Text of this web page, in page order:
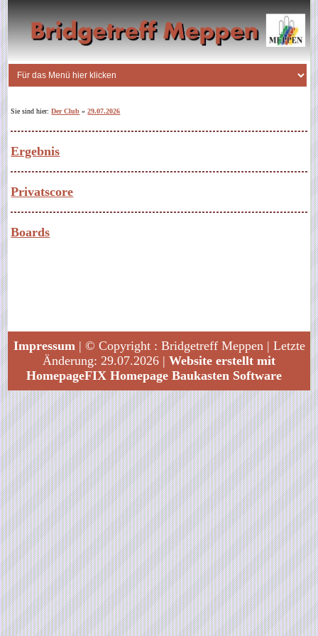
Sie sind hier:Der Club »29.07.2026
Ergebnis
Privatscore
Boards
Impressum | © Copyright : Bridgetreff Meppen | Letzte
Änderung: 29.07.2026 | Website erstellt mit
HomepageFIX Homepage Baukasten Software